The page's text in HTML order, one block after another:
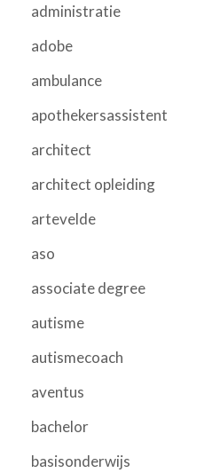
administratie
adobe
ambulance
apothekersassistent
architect
architect opleiding
artevelde
aso
associate degree
autisme
autismecoach
aventus
bachelor
basisonderwijs